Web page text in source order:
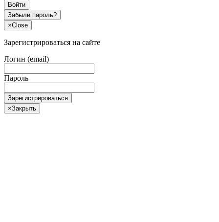
Войти
Забыли пароль?
×Close
Зарегистрироваться на сайте
Логин (email)
Пароль
Зарегистрироваться
×Закрыть